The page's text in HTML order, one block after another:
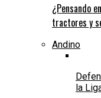
¿Pensando
tractores y
Andino
la